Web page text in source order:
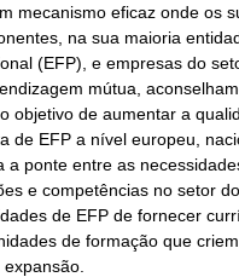
mecanismo eficaz onde os
na sua maioria
(EFP), e empresas do
mútua,
objetivo de aumentar a
de EFP a nível europeu,
a ponte entre as
e competências no setor
de EFP de fornecer
de formação que